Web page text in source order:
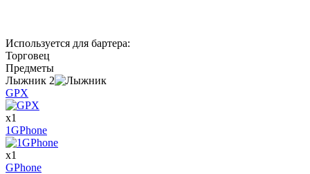
Используется для бартера:
Торговец
Предметы
Лыжник 2
GPX
x1
1GPhone
x1
GPhone